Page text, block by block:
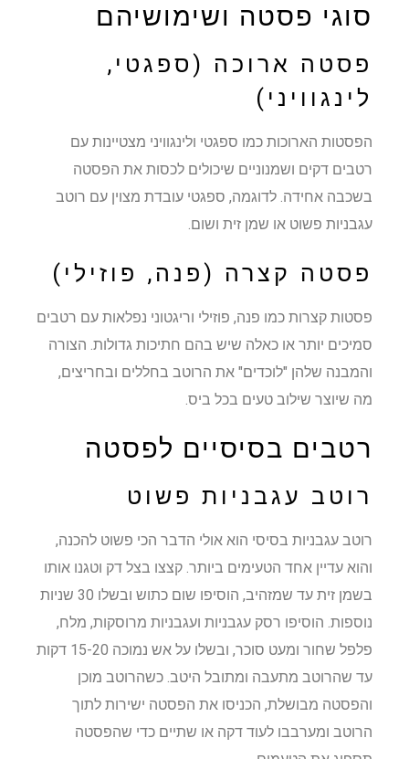
סוגי פסטה ושימושיהם
פסטה ארוכה (ספגטי,
לינגוויני)
הפסטות הארוכות כמו ספגטי ולינגוויני מצטיינות עם
רטבים דקים ושמנוניים שיכולים לכסות את הפסטה
בשכבה אחידה. לדוגמה, ספגטי עובדת מצוין עם רוטב
עגבניות פשוט או שמן זית ושום.
פסטה קצרה (פנה, פוזילי)
פסטות קצרות כמו פנה, פוזילי וריגטוני נפלאות עם רטבים
סמיכים יותר או כאלה שיש בהם חתיכות גדולות. הצורה
והמבנה שלהן "לוכדים" את הרוטב בחללים ובחריצים,
מה שיוצר שילוב טעים בכל ביס.
רטבים בסיסיים לפסטה
רוטב עגבניות פשוט
רוטב עגבניות בסיסי הוא אולי הדבר הכי פשוט להכנה,
והוא עדיין אחד הטעימים ביותר. קצצו בצל דק וטגנו אותו
בשמן זית עד שמזהיב, הוסיפו שום כתוש ובשלו 30 שניות
נוספות. הוסיפו רסק עגבניות ועגבניות מרוסקות, מלח,
פלפל שחור ומעט סוכר, ובשלו על אש נמוכה 15-20 דקות
עד שהרוטב מתעבה ומתובל היטב. כשהרוטב מוכן
והפסטה מבושלת, הכניסו את הפסטה ישירות לתוך
הרוטב ומערבבו לעוד דקה או שתיים כדי שהפסטה